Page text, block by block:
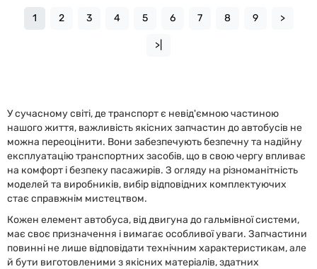
1 2 3 4 5 6 7 8 9 >
>|
У сучасному світі, де транспорт є невід'ємною частиною
нашого життя, важливість якісних запчастин до автобусів не
можна переоцінити. Вони забезпечують безпечну та надійну
експлуатацію транспортних засобів, що в свою чергу впливає
на комфорт і безпеку пасажирів. З огляду на різноманітність
моделей та виробників, вибір відповідних комплектуючих
стає справжнім мистецтвом.
Кожен елемент автобуса, від двигуна до гальмівної системи,
має своє призначення і вимагає особливої уваги. Запчастини
повинні не лише відповідати технічним характеристикам, але
й бути виготовленими з якісних матеріалів, здатних